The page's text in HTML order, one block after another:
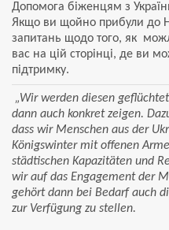
Допомога біженцям з
Якщо ви щойно прибули до
запитань щодо того, як
вас на цій сторінці, де ви
підтримку.
„Wir werden diesen
dann auch konkret zeigen.
dass wir Menschen aus der
Königswinter mit offenen
städtischen Kapazitäten und
wir auf das Engagement der
gehört dann bei Bedarf auch
zur Verfügung zu stellen.